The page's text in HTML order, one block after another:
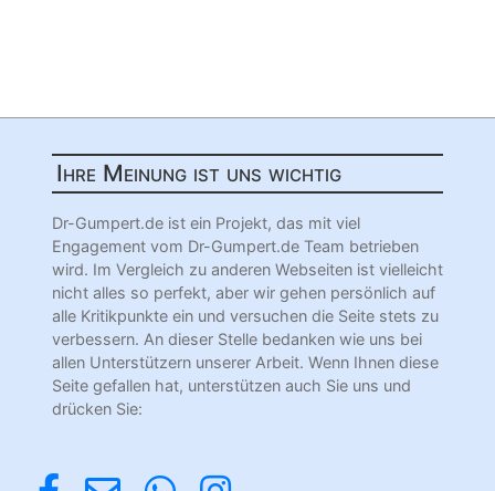
Ihre Meinung ist uns wichtig
Dr-Gumpert.de ist ein Projekt, das mit viel
Engagement vom Dr-Gumpert.de Team betrieben
wird. Im Vergleich zu anderen Webseiten ist vielleicht
nicht alles so perfekt, aber wir gehen persönlich auf
alle Kritikpunkte ein und versuchen die Seite stets zu
verbessern. An dieser Stelle bedanken wie uns bei
allen Unterstützern unserer Arbeit. Wenn Ihnen diese
Seite gefallen hat, unterstützen auch Sie uns und
drücken Sie: